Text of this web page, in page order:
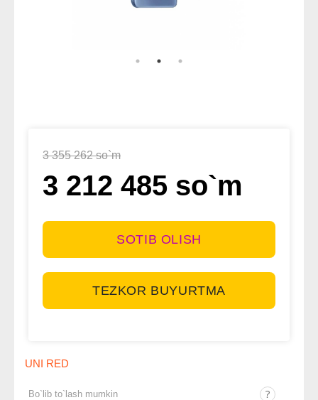
3 355 262 so`m
3 212 485 so`m
SOTIB OLISH
TEZKOR BUYURTMA
UNI RED
Bo`lib to`lash mumkin